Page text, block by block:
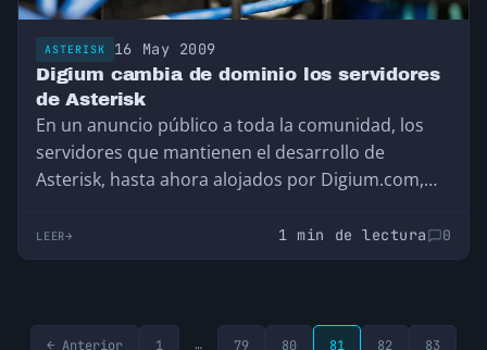
ASTERISK 16 May 2009
Digium cambia de dominio los servidores
de Asterisk
En un anuncio público a toda la comunidad, los
servidores que mantienen el desarrollo de
Asterisk, hasta ahora alojados por Digium.com,
LEER 1 min de lectura 0
← Anterior 1 … 79 80 81 82 83